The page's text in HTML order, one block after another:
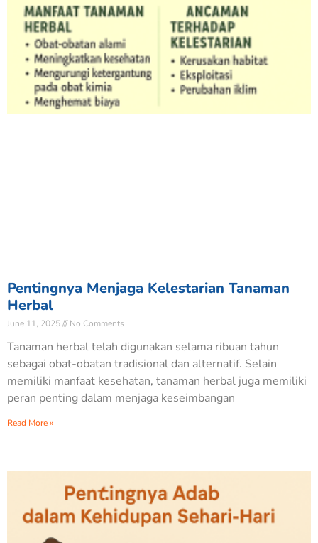
Nabilah Zulfaa
Baru saja Donasi di BERBAGI BERAS UNTUK
KEMANUSIAAN
Verified - 23 hari yang lalu
Pentingnya Menjaga Kelestarian Tanaman
Herbal
June 11, 2025 No Comments
Tanaman herbal telah digunakan selama ribuan tahun
sebagai obat-obatan tradisional dan alternatif. Selain
memiliki manfaat kesehatan, tanaman herbal juga memiliki
peran penting dalam menjaga keseimbangan
Read More »